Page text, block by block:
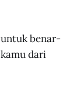
benar-
dari